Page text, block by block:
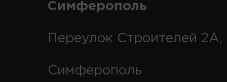
Симферополь
Переулок Строителей 2А,
Симферополь